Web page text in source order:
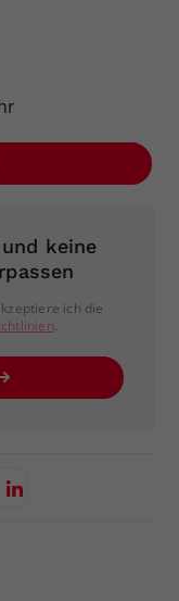
keine
ich die
.